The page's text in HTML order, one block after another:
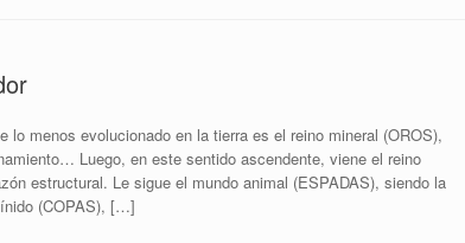
lo menos evolucionado en la tierra es el reino mineral (OROS),
Luego, en este sentido ascendente, viene el reino
estructural. Le sigue el mundo animal (ESPADAS), siendo la
(COPAS), […]